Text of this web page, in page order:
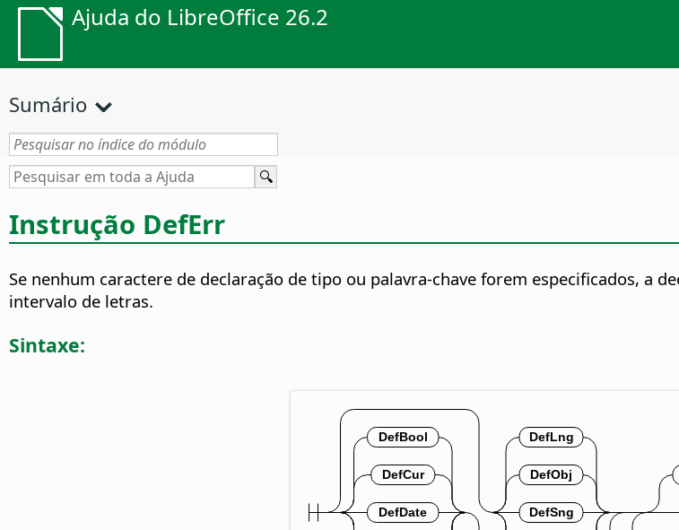
Ajuda do LibreOffice 26.2
Sumário
Instrução DefErr
Se nenhum caractere de declaração de tipo ou palavra-chave forem especificados, a
intervalo de letras.
Sintaxe: